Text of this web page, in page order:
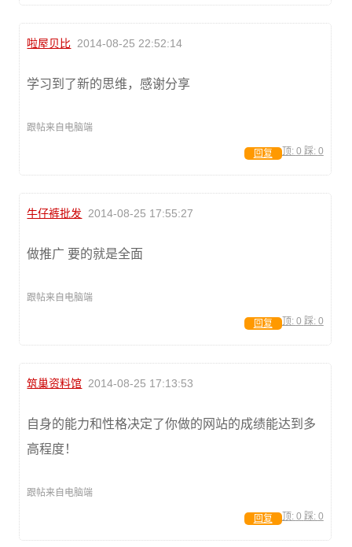
啦屋贝比 2014-08-25 22:52:14
学习到了新的思维，感谢分享
跟帖来自电脑端
顶: 0 踩: 0
回复
牛仔裤批发 2014-08-25 17:55:27
做推广 要的就是全面
跟帖来自电脑端
顶: 0 踩: 0
回复
筑巢资料馆 2014-08-25 17:13:53
自身的能力和性格决定了你做的网站的成绩能达到多
高程度！
跟帖来自电脑端
顶: 0 踩: 0
回复